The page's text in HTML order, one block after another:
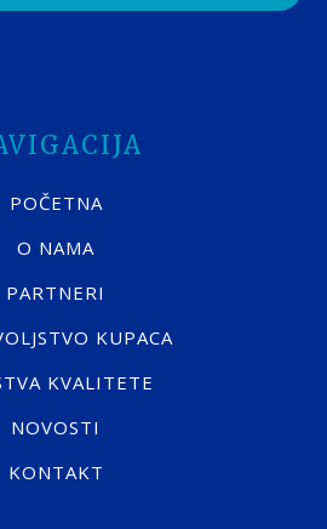
POČETNA
O NAMA
PARTNERI
KUPACA
KVALITETE
NOVOSTI
KONTAKT